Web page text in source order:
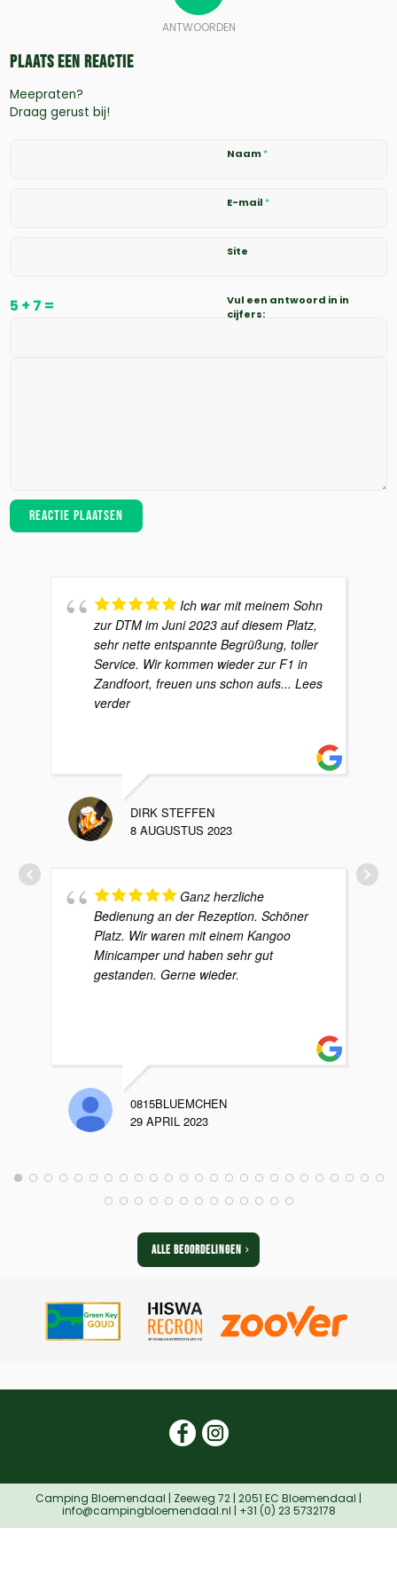
ANTWOORDEN
Plaats een Reactie
Meepraten?
Draag gerust bij!
Naam*
E-mail*
Site
Vul een antwoord in in
cijfers:
5 + 7 =
Ich war mit meinem Sohn
zur DTM im Juni 2023 auf diesem Platz,
sehr nette entspannte Begrüßung, toller
Service. Wir kommen wieder zur F1 in
Zandfoort, freuen uns schon aufs... Lees
verder
DIRK STEFFEN
8 AUGUSTUS 2023
Ganz herzliche
Bedienung an der Rezeption. Schöner
Platz. Wir waren mit einem Kangoo
Minicamper und haben sehr gut
gestanden. Gerne wieder.
0815BLUEMCHEN
29 APRIL 2023
ALLE BEOORDELINGEN
.
Camping Bloemendaal | Zeeweg 72 | 2051 EC Bloemendaal |
info@campingbloemendaal.nl | +31 (0) 23 5732178